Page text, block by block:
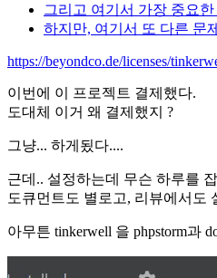
그리고 여기서 가장 중요
하지만, 여기서 또 다른 문
https://beyondco.de/licenses/
이번에 이 프로젝트 결제했다.
도대체 이거 왜 결제했지 ?
그냥... 하게됬다....
근데.. 설정하는데 무슨 하루를
도큐먼트도 별로고, 리뷰에서도
아무튼 tinkerwell 을 phpstorm과